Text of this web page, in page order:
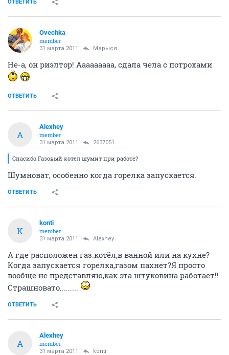
ОТВЕТИТЬ
Ovechka
member
31 марта 2011 Марыся
Не-а, он риэлтор! Ааааааааа, сдала чела с потрохами
ОТВЕТИТЬ
A
Alexhey
member
31 марта 2011 2637051
Спасибо.Газовый котел шумит при работе?
Шумноват, особенно когда горелка запускается.
ОТВЕТИТЬ
K
konti
member
31 марта 2011 Alexhey
А где расположен газ.котёл,в ванной или на кухне?
Когда запускается горелка,газом пахнет?Я просто
вообще не представляю,как эта штуковина работает!!
Страшновато.........
ОТВЕТИТЬ
A
Alexhey
member
31 марта 2011 konti